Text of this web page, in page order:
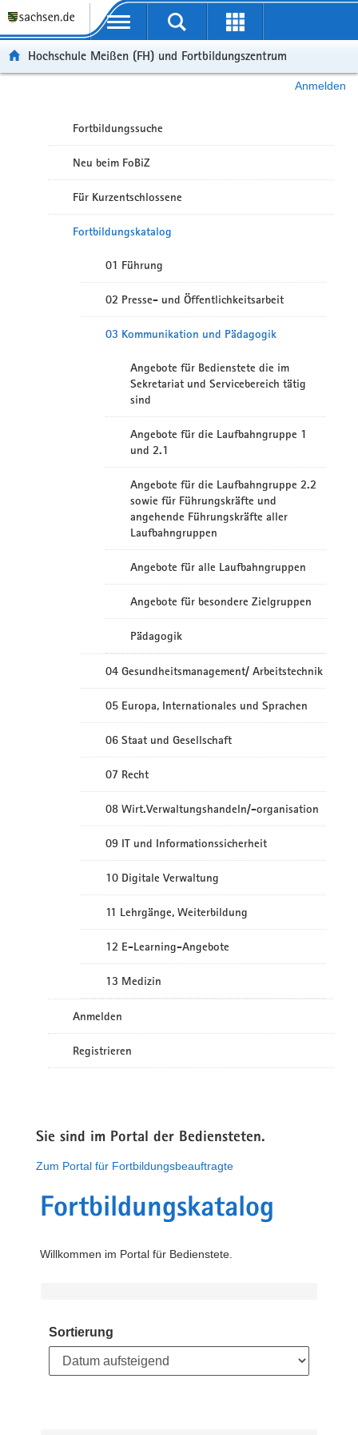
Portalübergreifende Navigation
Hochschule Meißen (FH) und Fortbildungszentrum
Anmelden
Fortbildungssuche
Neu beim FoBiZ
Für Kurzentschlossene
Fortbildungskatalog
01 Führung
02 Presse- und Öffentlichkeitsarbeit
03 Kommunikation und Pädagogik
Angebote für Bedienstete die im
Sekretariat und Servicebereich tätig
sind
Angebote für die Laufbahngruppe 1
und 2.1
Angebote für die Laufbahngruppe 2.2
sowie für Führungskräfte und
angehende Führungskräfte aller
Laufbahngruppen
Angebote für alle Laufbahngruppen
Angebote für besondere Zielgruppen
Pädagogik
04 Gesundheitsmanagement/ Arbeitstechnik
05 Europa, Internationales und Sprachen
06 Staat und Gesellschaft
07 Recht
08 Wirt.Verwaltungshandeln/-organisation
09 IT und Informationssicherheit
10 Digitale Verwaltung
11 Lehrgänge, Weiterbildung
12 E-Learning-Angebote
13 Medizin
Anmelden
Registrieren
Sie sind im Portal der Bediensteten.
Zum Portal für Fortbildungsbeauftragte
Fortbildungskatalog
Willkommen im Portal für Bedienstete.
Sortierung